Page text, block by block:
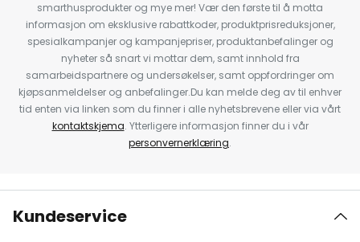
smarthusprodukter og mye mer! Vær den første til å motta
informasjon om eksklusive rabattkoder, produktprisreduksjoner,
spesialkampanjer og kampanjepriser, produktanbefalinger og
nyheter så snart vi mottar dem, samt innhold fra
samarbeidspartnere og undersøkelser, samt oppfordringer om
kjøpsanmeldelser og anbefalinger.Du kan melde deg av til enhver
tid enten via linken som du finner i alle nyhetsbrevene eller via vårt
kontaktskjema. Ytterligere informasjon finner du i vår
personvernerklæring.
Kundeservice